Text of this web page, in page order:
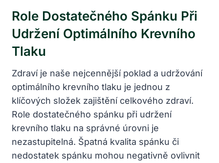
Role Dostatečného Spánku Při
Udržení Optimálního Krevního
Tlaku
Zdraví ⁢je naše nejcennější poklad⁤ a udržování
optimálního krevního​ tlaku je ‌jednou z
klíčových složek zajištění celkového⁤ zdraví.
Role dostatečného⁢ spánku​ při udržení​
krevního⁣ tlaku na správné úrovni je
nezastupitelná. Špatná⁤ kvalita spánku či
nedostatek ​spánku mohou⁣ negativně‌ ovlivnit